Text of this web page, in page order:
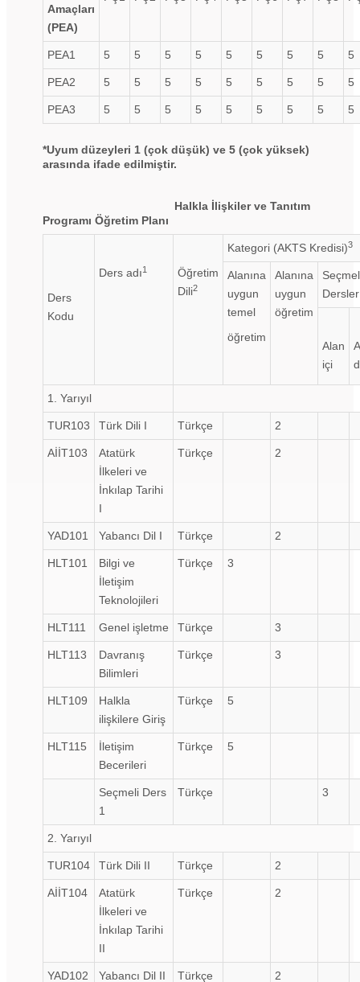
Amaçları
(PEA)
PEA1 5 5 5 5 5 5 5 5 5
PEA2 5 5 5 5 5 5 5 5 5
PEA3 5 5 5 5 5 5 5 5 5
*Uyum düzeyleri 1 (çok düşük) ve 5 (çok yüksek)
arasında ifade edilmiştir.
Halkla İlişkiler ve Tanıtım
Programı Öğretim Planı
Ders
Kodu
Ders adı1
Öğretim
Dili2
Kategori (AKTS Kredisi)3
Alanına
uygun
temel
öğretim
Alanına
uygun
öğretim
Dersler
Alan
içi
1. Yarıyıl
TUR103 Türk Dili I Türkçe 2
AİİT103
Atatürk
İlkeleri ve
İnkılap Tarihi
I
Türkçe 2
YAD101 Yabancı Dil I Türkçe 2
HLT101
Bilgi ve
İletişim
Teknolojileri
Türkçe 3
HLT111 Genel işletme Türkçe 3
HLT113
Davranış
Bilimleri
Türkçe 3
HLT109
Halkla
ilişkilere Giriş
Türkçe 5
HLT115
İletişim
Becerileri
Türkçe 5
Seçmeli Ders
1
Türkçe 3
2. Yarıyıl
TUR104 Türk Dili II Türkçe 2
AİİT104
Atatürk
İlkeleri ve
İnkılap Tarihi
II
Türkçe 2
YAD102 Yabancı Dil II Türkçe 2